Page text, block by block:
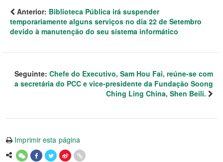
Anterior: Biblioteca Pública irá suspender
temporariamente alguns serviços no dia 22 de Setembro
devido à manutenção do seu sistema informático
Seguinte: Chefe do Executivo, Sam Hou Fai, reúne-se com
a secretária do PCC e vice-presidente da Fundação Soong
Ching Ling China, Shen Beili.
Imprimir esta página